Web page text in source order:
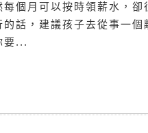
個月可以按時領薪水，
話，建議孩子去從事一
要...